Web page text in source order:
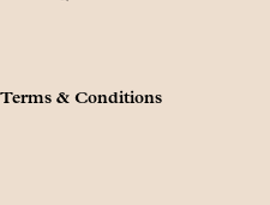
Terms & Conditions